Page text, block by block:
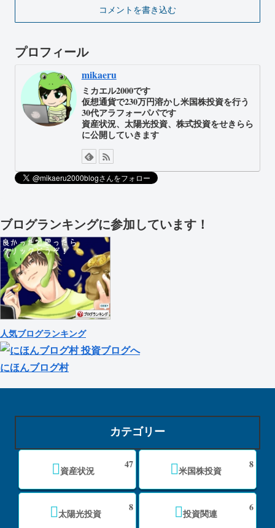
コメントを書き込む
プロフィール
mikaeru
ミカエル2000です
仮想通貨で230万円溶かし米国株投資を行う
30代アラフォーパパです
資産状況、太陽光投資、株式投資をせきらら
に公開していきます
ブログランキングに参加しています！
人気ブログランキング
にほんブログ村
カテゴリー
資産状況
47
米国株投資
8
太陽光投資
8
投資関連
6